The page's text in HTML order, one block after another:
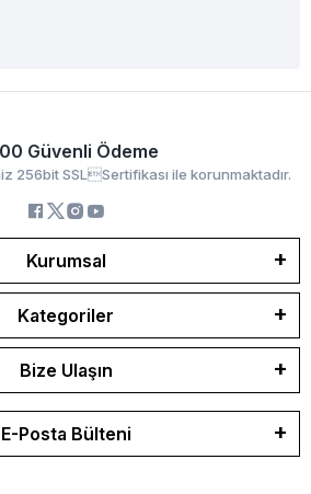
Güvenli Ödeme
256bit SSLSertifikası ile korunmaktadır.
Kurumsal
Kategoriler
Bize Ulaşın
E-Posta Bülteni